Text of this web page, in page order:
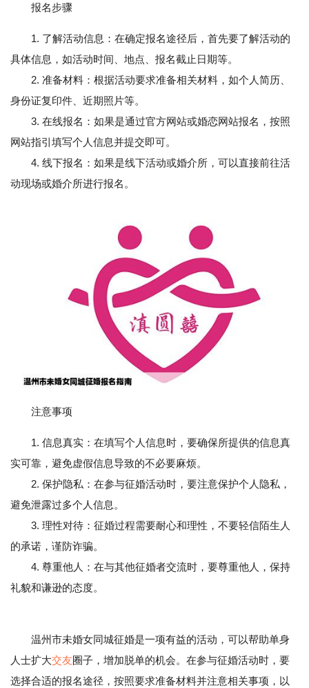
报名步骤
1. 了解活动信息：在确定报名途径后，首先要了解活动的
具体信息，如活动时间、地点、报名截止日期等。
2. 准备材料：根据活动要求准备相关材料，如个人简历、
身份证复印件、近期照片等。
3. 在线报名：如果是通过官方网站或婚恋网站报名，按照
网站指引填写个人信息并提交即可。
4. 线下报名：如果是线下活动或婚介所，可以直接前往活
动现场或婚介所进行报名。
注意事项
1. 信息真实：在填写个人信息时，要确保所提供的信息真
实可靠，避免虚假信息导致的不必要麻烦。
2. 保护隐私：在参与征婚活动时，要注意保护个人隐私，
避免泄露过多个人信息。
3. 理性对待：征婚过程需要耐心和理性，不要轻信陌生人
的承诺，谨防诈骗。
4. 尊重他人：在与其他征婚者交流时，要尊重他人，保持
礼貌和谦逊的态度。
温州市未婚女同城征婚是一项有益的活动，可以帮助单身
人士扩大交友圈子，增加脱单的机会。在参与征婚活动时，要
选择合适的报名途径，按照要求准备材料并注意相关事项，以